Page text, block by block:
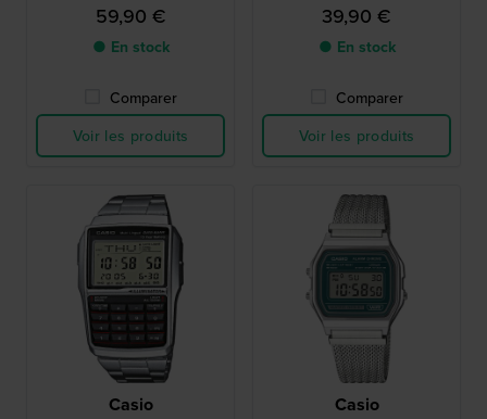
59,90 €
● En stock
Comparer
Voir les produits
39,90 €
● En stock
Comparer
Voir les produits
Casio Casio